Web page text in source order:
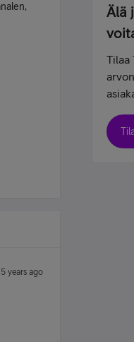
years ago
Älä
Tilaa